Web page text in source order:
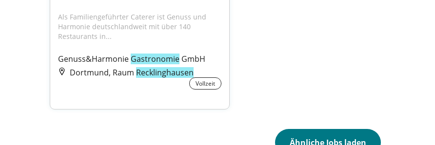
Als Familiengeführter Caterer ist Genuss und
Harmonie deutschlandweit mit über 140
Restaurants in...
Genuss&Harmonie Gastronomie GmbH
Dortmund, Raum Recklinghausen
Vollzeit
Ähnliche Jobs laden